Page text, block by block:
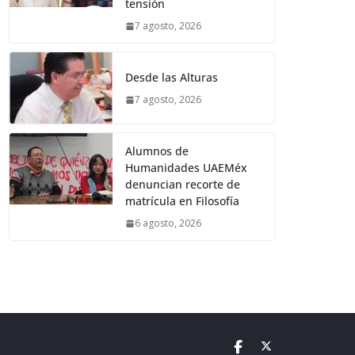
tensión
7 agosto, 2026
Desde las Alturas
7 agosto, 2026
Alumnos de
Humanidades UAEMéx
denuncian recorte de
matrícula en Filosofía
6 agosto, 2026